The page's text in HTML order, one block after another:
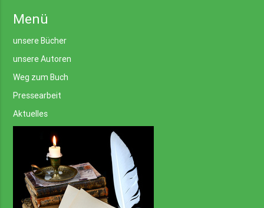
Menü
unsere Bücher
unsere Autoren
Weg zum Buch
Pressearbeit
Aktuelles